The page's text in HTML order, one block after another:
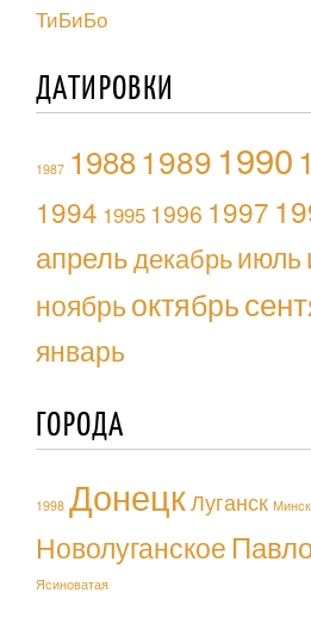
ТиБиБо
ДАТИРОВКИ
1987 19881989 1990
1994 1995 1996 1997
апрельдекабрьиюль
ноябрьоктябрь
январь
ГОРОДА
1998 ДонецкЛуганск Минск
Новолуганское
Ясиноватая